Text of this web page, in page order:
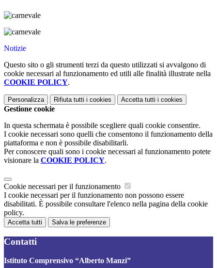
Notizie
Questo sito o gli strumenti terzi da questo utilizzati si avvalgono di
cookie necessari al funzionamento ed utili alle finalità illustrate nella
COOKIE POLICY.
Personalizza Rifiuta tutti i cookies Accetta tutti i cookies
Gestione cookie
In questa schermata è possibile scegliere quali cookie consentire.
I cookie necessari sono quelli che consentono il funzionamento della
piattaforma e non è possibile disabilitarli.
Per conoscere quali sono i cookie necessari al funzionamento potete
visionare la COOKIE POLICY.
Cookie necessari per il funzionamento
I cookie necessari per il funzionamento non possono essere
disabilitati. È possibile consultare l'elenco nella pagina della cookie
policy.
Accetta tutti Salva le preferenze
Contatti
Istituto Comprensivo “Alberto Manzi”